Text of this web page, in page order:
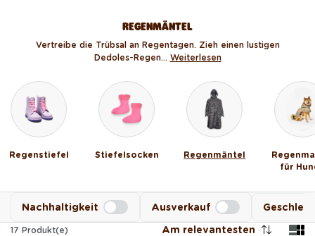
REGENMÄNTEL
Vertreibe die Trübsal an Regentagen. Zieh einen lustigen
Dedoles-Regen... Weiterlesen
Regenstiefel Stiefelsocken Regenmäntel
für
Nachhaltigkeit Ausverkauf
17 Produkt(e) Am relevantesten